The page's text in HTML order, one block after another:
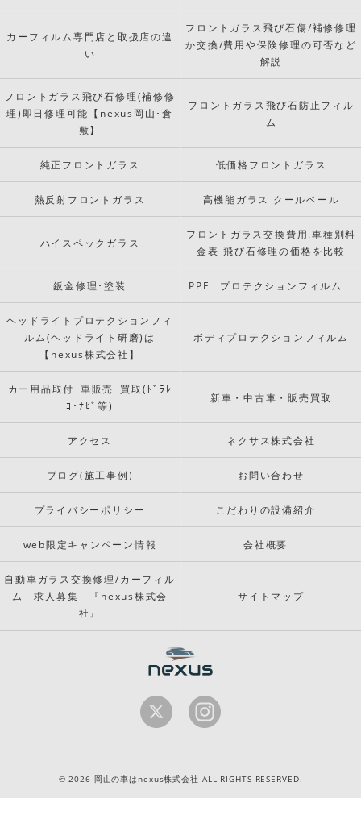
カーフィルム専門店と取扱店の違
い
フロントガラス飛び石傷/補修修理
か交換/費用や保険修理の可否など
解説
フロントガラス飛び石修理(補修修
理)即日修理可能【nexus岡山･倉
敷】
フロントガラス飛び石防止フィル
ム
純正フロントガラス 低価格フロントガラス
熱反射フロントガラス 高機能ガラス クールベール
ハイスペックガラス
フロントガラス交換費用.車種別料
金表-飛び石修理の価格を比較
鈑金修理･塗装 PPF プロテクションフィルム
ヘッドライトプロテクションフィ
ルム(ヘッドライト研磨)は
【nexus株式会社】
ボディプロテクションフィルム
カー用品取付･車販売･買取(ﾄﾞﾗﾚ
ｺ･ﾅﾋﾞ等)
新車・中古車・販売買取
アクセス ネクサス株式会社
ブログ(施工事例) お問い合わせ
プライバシーポリシー こだわりの設備紹介
web限定キャンペーン情報 会社概要
自動車ガラス交換修理/カーフィル
ム 求人募集 『nexus株式会
社』
サイトマップ
© 2026 岡山の車はnexus株式会社 ALL RIGHTS RESERVED.